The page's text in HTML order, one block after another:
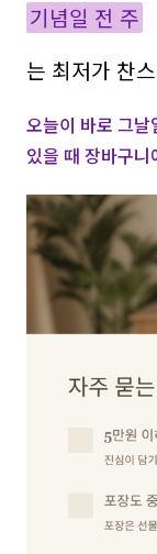
기념일 전 주
는 최저가 찬
오늘이 바로 그
있을 때 장바구